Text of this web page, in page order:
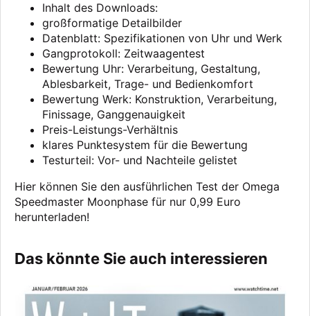
Inhalt des Downloads:
großformatige Detailbilder
Datenblatt: Spezifikationen von Uhr und Werk
Gangprotokoll: Zeitwaagentest
Bewertung Uhr: Verarbeitung, Gestaltung,
Ablesbarkeit, Trage- und Bedienkomfort
Bewertung Werk: Konstruktion, Verarbeitung,
Finissage, Ganggenauigkeit
Preis-Leistungs-Verhältnis
klares Punktesystem für die Bewertung
Testurteil: Vor- und Nachteile gelistet
Hier können Sie den ausführlichen Test der Omega
Speedmaster Moonphase für nur 0,99 Euro
herunterladen!
Das könnte Sie auch interessieren